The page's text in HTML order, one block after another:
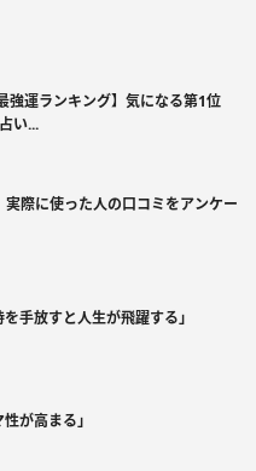
強運ランキング】気になる第1位
い...
際に使った人の口コミをアンケー
手放すと人生が飛躍する」
が高まる」